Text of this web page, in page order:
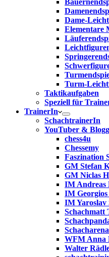
Dame-
Elementare
Turm-
Taktikaufgaben
Speziell für
TrainerIn
SchachtrainerIn
YouTuber &
chess4u
Chessemy
Faszination
GM Stefan
GM Niclas
IM Andreas
IM Georgios
IM Yaroslav
Schachmatt
WFM Anna
Walter